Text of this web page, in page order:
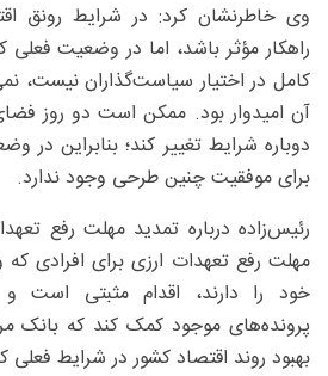
وی خاطرنشان کرد: در شرایط رونق
راهکار مؤثر باشد، اما در وضعیت فعلی
کامل در اختیار سیاست‌گذاران نیست،
آن امیدوار بود. ممکن است دو روز
دوباره شرایط تغییر کند؛ بنابراین
برای موفقیت چنین طرحی وجود ندارد.
رئیس‌زاده درباره تمدید مهلت رفع
مهلت رفع تعهدات ارزی برای افرادی
خود را دارند، اقدام مثبتی است
پرونده‌های موجود کمک کند که بانک
بهبود روند اقتصاد کشور در شرایط